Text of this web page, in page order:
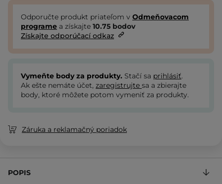
Odporučte produkt priateľom v Odmeňovacom
programe a získajte 10.75 bodov
Získajte odporúčací odkaz
Vymeňte body za produkty. Stačí sa prihlásiť.
Ak ešte nemáte účet, zaregistrujte sa a zbierajte
body, ktoré môžete potom vymeniť za produkty.
Záruka a reklamačný poriadok
POPIS